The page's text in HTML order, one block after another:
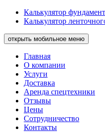
Калькулятор
Калькулятор
открыть мобильное меню
Главная
О компании
Услуги
Доставка
Аренда спецтехники
Отзывы
Цены
Сотрудничество
Контакты